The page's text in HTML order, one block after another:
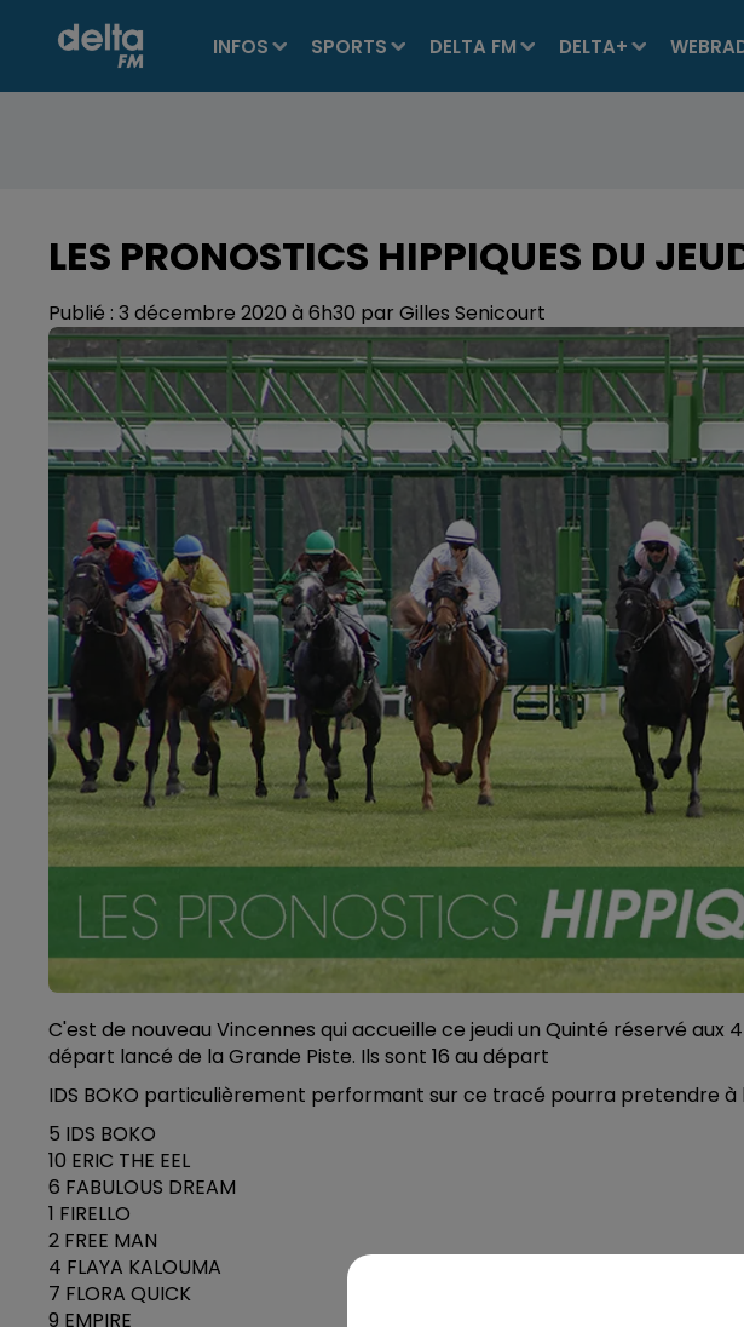
INFOS SPORTS DELTA FM DELTA+
LES PRONOSTICS HIPPIQUES DU
Publié : 3 décembre 2020 à 6h30 par Gilles Senicourt
C'est de nouveau Vincennes qui accueille ce jeudi un Quinté réservé aux
départ lancé de la Grande Piste. Ils sont 16 au départ
IDS BOKO particulièrement performant sur ce tracé pourra pretendre à
5 IDS BOKO
10 ERIC THE EEL
6 FABULOUS DREAM
1 FIRELLO
2 FREE MAN
4 FLAYA KALOUMA
7 FLORA QUICK
9 EMPIRE